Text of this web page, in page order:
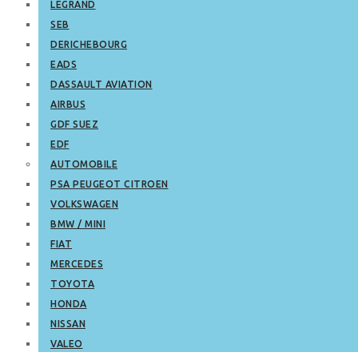
LEGRAND
SEB
DERICHEBOURG
EADS
DASSAULT AVIATION
AIRBUS
GDF SUEZ
EDF
AUTOMOBILE
PSA PEUGEOT CITROEN
VOLKSWAGEN
BMW / MINI
FIAT
MERCEDES
TOYOTA
HONDA
NISSAN
VALEO